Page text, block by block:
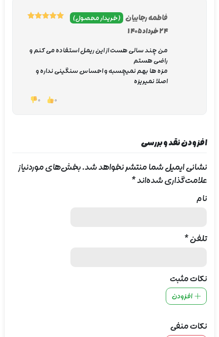
فروشگاه اینترنتی limavin مراجعه کنید. در لیماوین امکان
آسان فراهم است.
فاطمه رجاییان (خریدار محصول)
24 خرداد 1405
من چند سالی هست از این ریمل استفاده می کنم و
راضی هستم
مزه ها بهم نمیچسبه و احساس سنگینی نداره و
اصلا نمیریزه
0
0
افزودن نقد و بررسی
نشانی ایمیل شما منتشر نخواهد شد.بخش‌های موردنیاز
علامت‌گذاری شده‌اند*
نام
تلفن*
نکات مثبت
افزودن
نکات منفی